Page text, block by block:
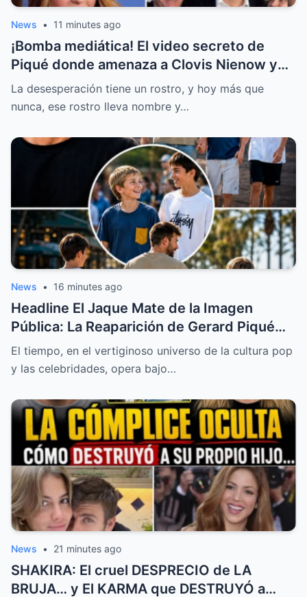
News • 11 minutes ago
¡Bomba mediática! El video secreto de
Piqué donde amenaza a Clovis Nienow y
lanza el ataque más cobarde contra
Shakira
La desesperación tiene un rostro, y hoy más que
nunca, ese rostro lleva nombre y…
News • 16 minutes ago
Headline El Jaque Mate de la Imagen
Pública: La Reaparición de Gerard Piqué
con sus Hijos y los Secretos Ocultos
Detrás de las Cámaras
El tiempo, en el vertiginoso universo de la cultura pop
y las celebridades, opera bajo…
News • 21 minutes ago
SHAKIRA: El cruel DESPRECIO de LA
BRUJA… y El KARMA que DESTRUYÓ a